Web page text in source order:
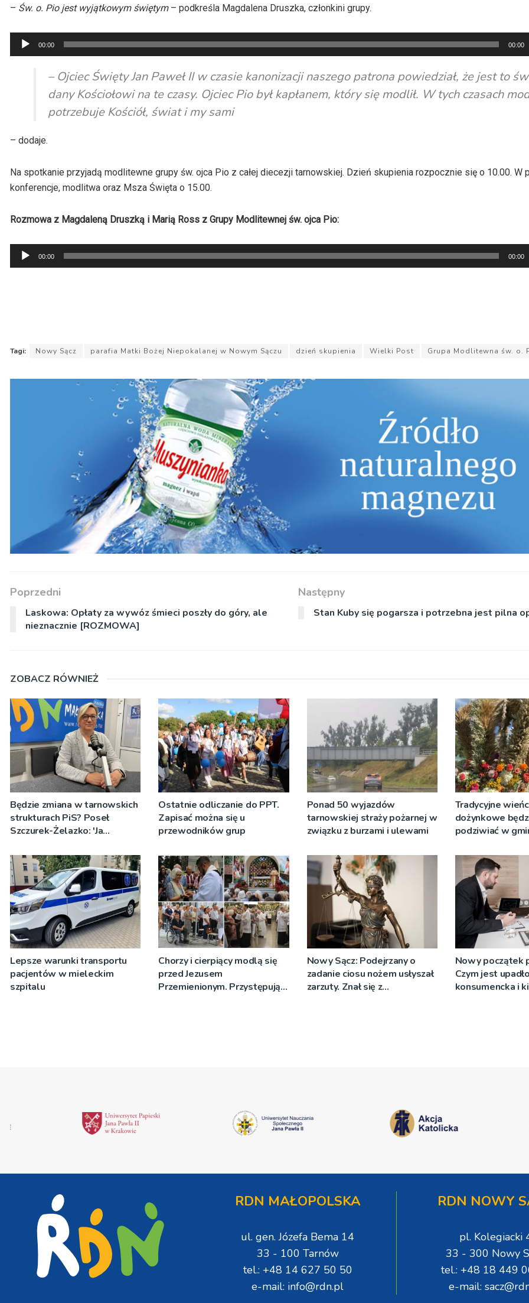
– Św. o. Pio jest wyjątkowym świętym– podkreśla Magdalena Druszka, członkini grupy.
Odtwarzacz
plików
dźwiękowych
00:00 00:00
– Ojciec Święty Jan Paweł II w czasie kanonizacji naszego patrona powiedział, że jest to
dany Kościołowi na te czasy. Ojciec Pio był kapłanem, który się modlił. W tych czasach
potrzebuje Kościół, świat i my sami
– dodaje.
Na spotkanie przyjadą modlitewne grupy św. ojca Pio z całej diecezji tarnowskiej. Dzień skupienia rozpocznie się o 10.00. W
konferencje, modlitwa oraz Msza Święta o 15.00.
Rozmowa z Magdaleną Druszką i Marią Ross z Grupy Modlitewnej św. ojca Pio:
Odtwarzacz
plików
00:00 00:00
Tagi: Nowy Sącz parafia Matki Bożej Niepokalanej w Nowym Sączu dzień skupienia Wielki Post Grupa Modlitewna św. o.
Poprzedni
Laskowa: Opłaty za wywóz śmieci poszły do góry, ale
nieznacznie [ROZMOWA]
Następny
Stan Kuby się pogarsza i potrzebna jest pilna
ZOBACZ RÓWNIEŻ
Będzie zmiana w tarnowskich
strukturach PiS? Poseł
Szczurek-Żelazko: 'Ja
parlamentarzysty’
Ostatnie odliczanie do PPT.
Zapisać można się u
przewodników grup
Ponad 50 wyjazdów
tarnowskiej straży pożarnej w
związku z burzami i ulewami
Tradycyjne
dożynkowe
podziwiać w
Lepsze warunki transportu
pacjentów w mieleckim
szpitalu
Chorzy i cierpiący modlą się
przed Jezusem
Przemienionym. Przystępują
Nowy Sącz: Podejrzany o
zadanie ciosu nożem usłyszał
zarzuty. Znał się z
Nowy początek
Czym jest
konsumencka i
RDN MAŁOPOLSKA
ul. gen. Józefa Bema 14
33 - 100 Tarnów
tel.: +48 14 627 50 50
e-mail: info@rdn.pl
RDN NOWY
pl. Kolegiacki
33 - 300 Nowy
tel.: +48 18 449
e-mail: